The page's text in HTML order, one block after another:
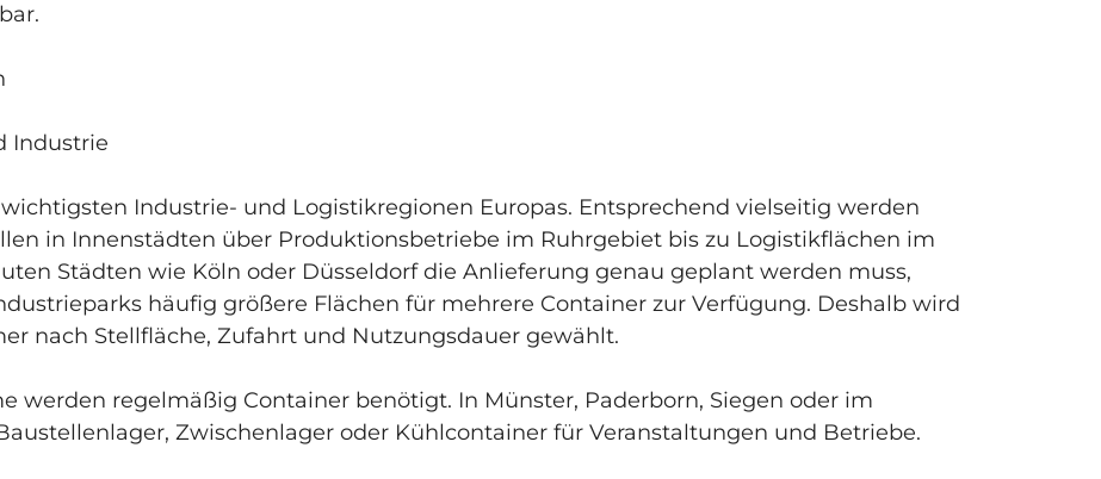
Industrie
Industrie- und Logistikregionen Europas. Entsprechend vielseitig werden
in Innenstädten über Produktionsbetriebe im Ruhrgebiet bis zu Logistikflächen im
Städten wie Köln oder Düsseldorf die Anlieferung genau geplant werden muss,
häufig größere Flächen für mehrere Container zur Verfügung. Deshalb wird
nach Stellfläche, Zufahrt und Nutzungsdauer gewählt.
werden regelmäßig Container benötigt. In Münster, Paderborn, Siegen oder im
Zwischenlager oder Kühlcontainer für Veranstaltungen und Betriebe.